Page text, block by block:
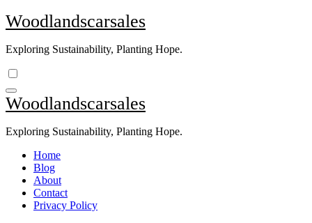
Skip
to
Woodlandscarsales
Exploring Sustainability, Planting Hope.
Woodlandscarsales
Exploring Sustainability, Planting Hope.
Home
Blog
About
Contact
Privacy Policy